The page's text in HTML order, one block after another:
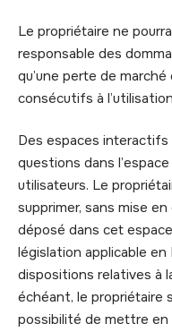
Le propriétaire ne
responsable des
qu’une perte de
consécutifs à
Des espaces
questions dans
utilisateurs. Le
supprimer, sans mise
déposé dans cet
législation applicable en
dispositions relatives à
échéant, le propriétaire
possibilité de mettre en